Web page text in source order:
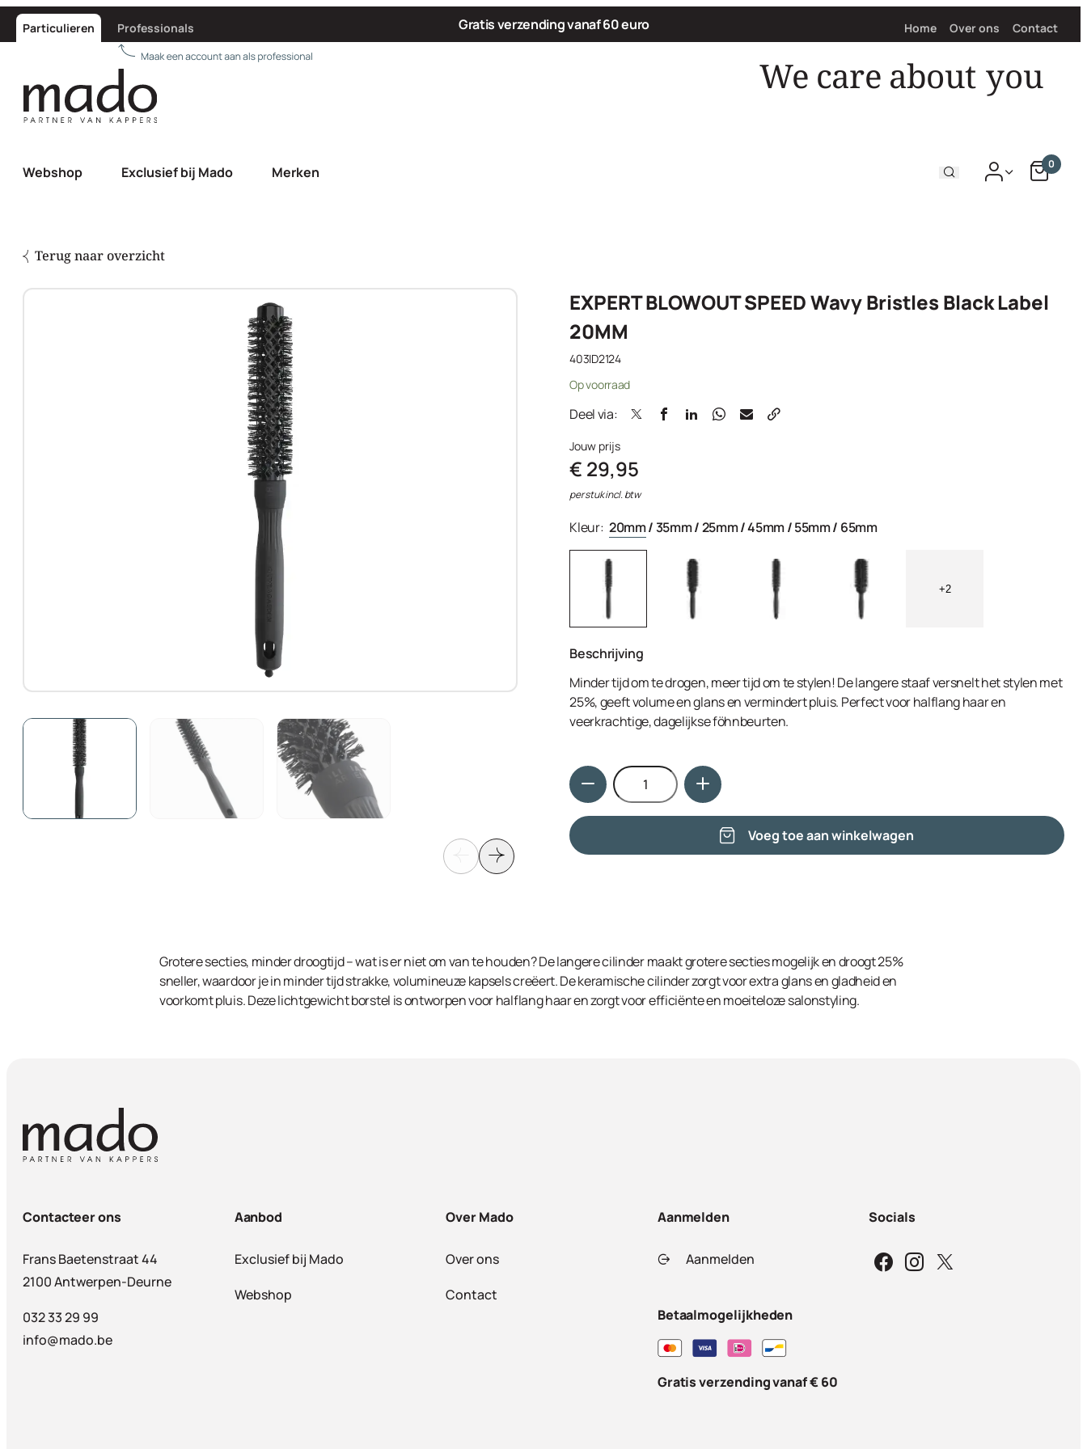
Particulieren Professionals Gratis verzending vanaf 60 euro Home Over ons Contact
We care about you
Webshop Exclusief bij Mado Merken 0
Terug naar overzicht
EXPERT BLOWOUT SPEED Wavy Bristles Black Label
20MM
403ID2124
Op voorraad
Deel via:
Jouw prijs
€ 29,95
per stuk incl. btw
Kleur: 20mm/35mm/25mm/45mm/55mm/ 65mm
+2
Beschrijving
Minder tijd om te drogen, meer tijd om te stylen! De langere staaf versnelt het stylen met
25%, geeft volume en glans en vermindert pluis. Perfect voor halflang haar en
veerkrachtige, dagelijkse föhnbeurten.
Hoeveelheid
Voeg toe aan winkelwagen
Grotere secties, minder droogtijd – wat is er niet om van te houden? De langere cilinder maakt grotere secties mogelijk en droogt 25%
sneller, waardoor je in minder tijd strakke, volumineuze kapsels creëert. De keramische cilinder zorgt voor extra glans en gladheid en
voorkomt pluis. Deze lichtgewicht borstel is ontworpen voor halflang haar en zorgt voor efficiënte en moeiteloze salonstyling.
Contacteer ons
Frans Baetenstraat 44
2100 Antwerpen-Deurne
032 33 29 99
info@mado.be
Aanbod
Exclusief bij Mado
Webshop
Over Mado
Over ons
Contact
Aanmelden
Aanmelden
Betaalmogelijkheden
Gratis verzending vanaf € 60
Socials